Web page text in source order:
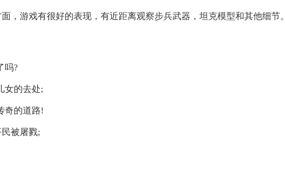
，游戏有很好的表现，有近距离观察步兵武器，坦克模型和其他细节。
吗?
女的去处;
奇的道路!
被屠戮;